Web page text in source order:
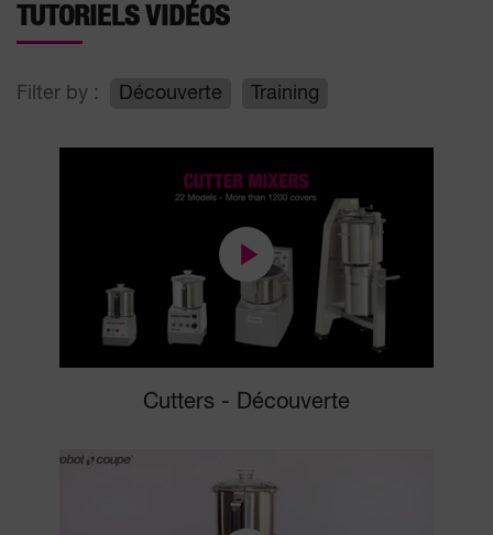
TUTORIELS VIDÉOS
Filter by : Découverte Training
Cutters - Découverte